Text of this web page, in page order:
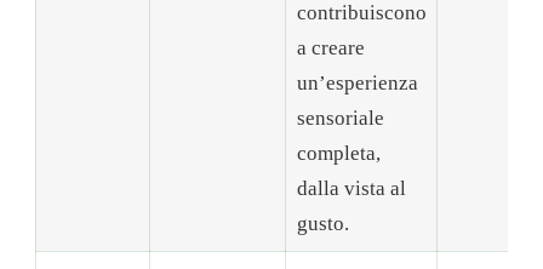
contribuiscono
a creare
un’esperienza
sensoriale
completa,
dalla vista al
gusto.